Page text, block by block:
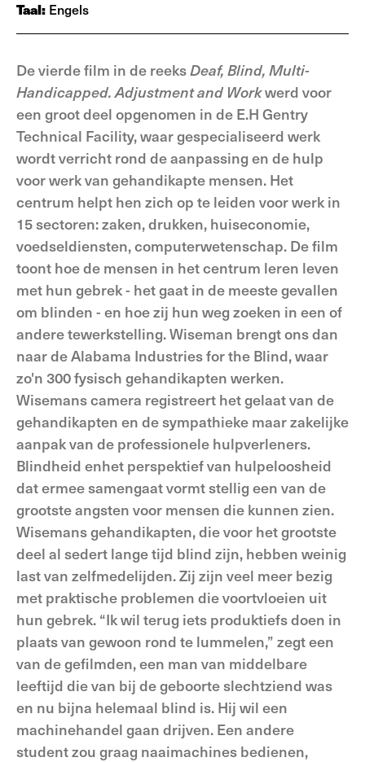
Taal: Engels
De vierde film in de reeksDeaf, Blind, Multi-
Handicapped. Adjustment and Workwerd voor
een groot deel opgenomen in de E.H Gentry
Technical Facility, waar gespecialiseerd werk
wordt verricht rond de aanpassing en de hulp
voor werk van gehandikapte mensen. Het
centrum helpt hen zich op te leiden voor werk in
15 sectoren: zaken, drukken, huiseconomie,
voedseldiensten, computerwetenschap. De film
toont hoe de mensen in het centrum leren leven
met hun gebrek - het gaat in de meeste gevallen
om blinden - en hoe zij hun weg zoeken in een of
andere tewerkstelling. Wiseman brengt ons dan
naar de Alabama Industries for the Blind, waar
zo'n 300 fysisch gehandikapten werken.
Wisemans camera registreert het gelaat van de
gehandikapten en de sympathieke maar zakelijke
aanpak van de professionele hulpverleners.
Blindheid enhet perspektief van hulpeloosheid
dat ermee samengaat vormt stellig een van de
grootste angsten voor mensen die kunnen zien.
Wisemans gehandikapten, die voor het grootste
deel al sedert lange tijd blind zijn, hebben weinig
last van zelfmedelijden. Zij zijn veel meer bezig
met praktische problemen die voortvloeien uit
hun gebrek. “Ik wil terug iets produktiefs doen in
plaats van gewoon rond te lummelen,” zegt een
van de gefilmden, een man van middelbare
leeftijd die van bij de geboorte slechtziend was
en nu bijna helemaal blind is. Hij wil een
machinehandel gaan drijven. Een andere
student zou graag naaimachines bedienen,